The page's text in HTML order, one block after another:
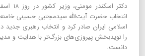
دکتر
انتخاب حضرت آیت‌الله سیدمجتبی حسینی
اسلامی ایران صادر کرد و انتخاب رهبری
را نویدبخش پیروزی‌های بزرگ‌تر با هدایت و
دانست.